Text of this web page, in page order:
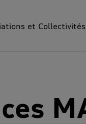
et Collectivités